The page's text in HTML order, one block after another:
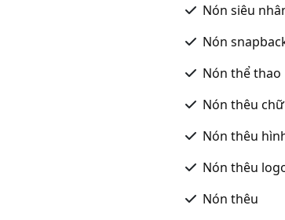
Nón siêu
Nón
Nón thể thao
Nón thêu chữ
Nón thêu
Nón thêu
Nón thêu